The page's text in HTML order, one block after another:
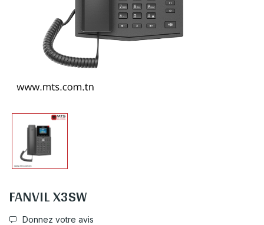
FANVIL X3SW
Donnez votre avis